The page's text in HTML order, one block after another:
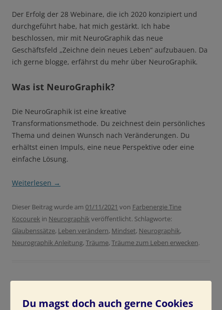
Der Erfolg der 28 Webinare, die ich 2020 konzipiert und
durchgeführt habe, hat mich gestärkt. Ich habe
beschlossen, mir mit NeuroGraphik das neue
Geschäftsfeld „Zeichne dein neues Leben“ aufzubauen. Da
ich gerne blogge, erfährst du mehr über NeuroGraphik.
Was ist NeuroGraphik?
Die NeuroGraphik ist eine kreative
Transformationsmethode. Du zeichnest dein persönliches
Thema und deinen Wunsch nach Veränderungen. Du
erhältst einen Impuls, eine neue Perspektive oder eine
einfache Lösung.
Weiterlesen →
Dieser Beitrag wurde am 01/11/2021 von Farbenergie Tine
Kocourek in Neurographikveröffentlicht. Schlagworte:
Glaubenssätze, Leben verändern, Mindset, Neurographik,
Neurographik Anleitung, Träume, Träume zum Leben erwecken.
Zeichne Dir Dein Leben, so wie es Dir
Du magst doch auch gerne Cookies